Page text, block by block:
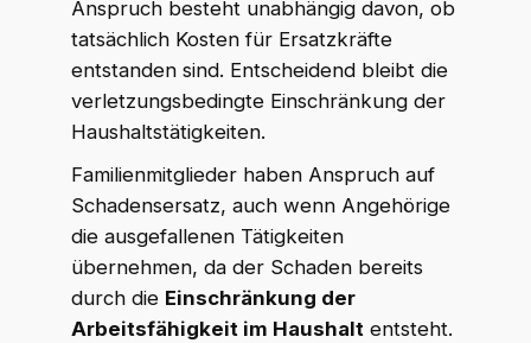
Anspruch besteht unabhängig davon, ob
tatsächlich Kosten für Ersatzkräfte
entstanden sind. Entscheidend bleibt die
verletzungsbedingte Einschränkung der
Haushaltstätigkeiten.
Familienmitglieder haben Anspruch auf
Schadensersatz, auch wenn Angehörige
die ausgefallenen Tätigkeiten
übernehmen, da der Schaden bereits
durch die Einschränkung der
Arbeitsfähigkeit im Haushaltentsteht.